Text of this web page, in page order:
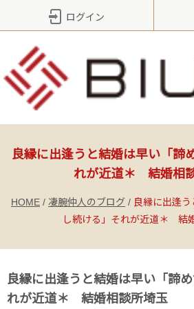
ログイン
良縁に出逢うと結婚は早い「諦
れが近道＊ 結婚相
HOME / 凄腕仲人のブログ / 良縁に出逢
し続ける」それが近道＊ 結
良縁に出逢うと結婚は早い「諦
れが近道＊ 結婚相談所埼玉